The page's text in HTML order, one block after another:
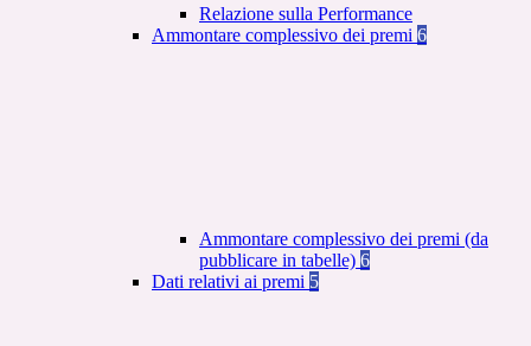
Relazione sulla Performance
Ammontare complessivo dei premi 6
Ammontare complessivo dei premi (da
pubblicare in tabelle) 6
Dati relativi ai premi 5